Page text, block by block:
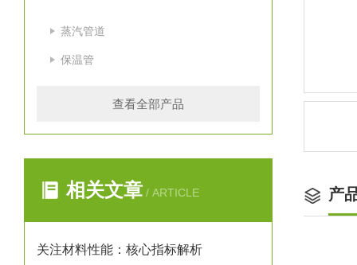
蒸汽管道
保温管
查看全部产品
相关文章 / ARTICLE
关注材料性能：核心指标解析
产